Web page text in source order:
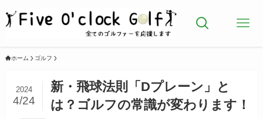
ホーム ゴルフ
新・飛球法則「Dプレーン」と
は？ゴルフの常識が変わります！
2024
4/24